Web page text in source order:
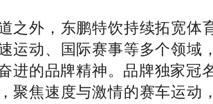
之外，东鹏特饮持续拓宽体
运动、国际赛事等多个领域
进的品牌精神。品牌独家冠
聚焦速度与激情的赛车运动